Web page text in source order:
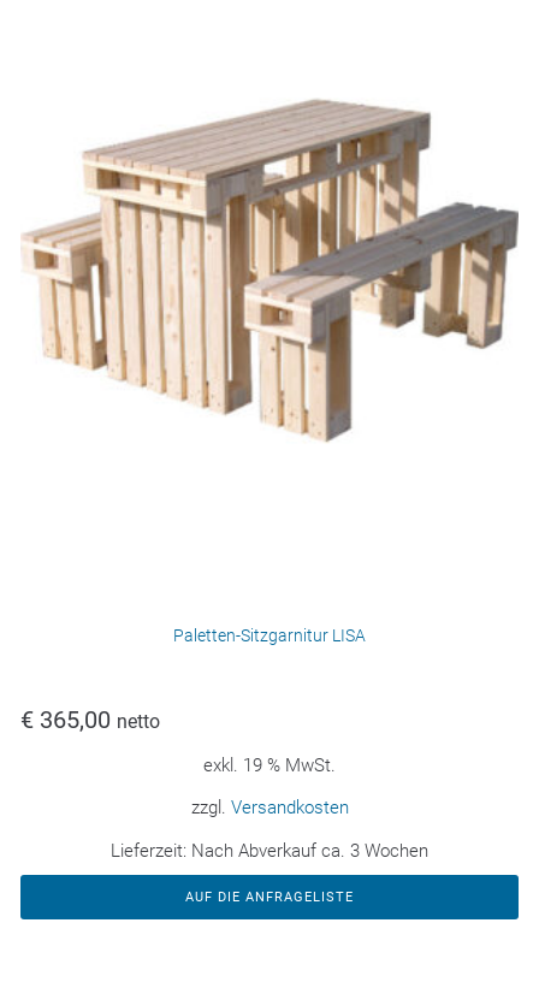
Paletten-Sitzgarnitur LISA
€ 365,00 netto
exkl. 19 % MwSt.
zzgl. Versandkosten
Lieferzeit: Nach Abverkauf ca. 3 Wochen
AUF DIE ANFRAGELISTE